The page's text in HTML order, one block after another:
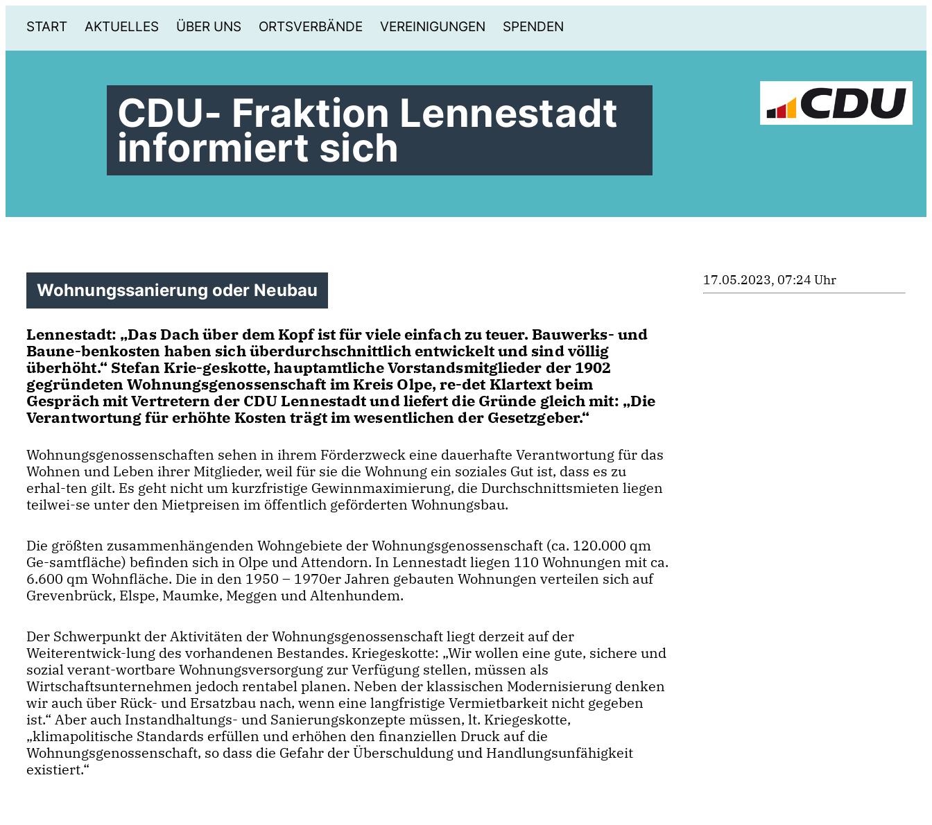
START AKTUELLES ÜBER UNS ORTSVERBÄNDE VEREINIGUNGEN SPENDEN
CDU- Fraktion Lennestadt
informiert sich
Wohnungssanierung oder Neubau
Lennestadt: „Das Dach über dem Kopf ist für viele einfach zu teuer. Bauwerks- und
Baune-benkosten haben sich überdurchschnittlich entwickelt und sind völlig
überhöht.“ Stefan Krie-geskotte, hauptamtliche Vorstandsmitglieder der 1902
gegründeten Wohnungsgenossenschaft im Kreis Olpe, re-det Klartext beim
Gespräch mit Vertretern der CDU Lennestadt und liefert die Gründe gleich mit: „Die
Verantwortung für erhöhte Kosten trägt im wesentlichen der Gesetzgeber.“
Wohnungsgenossenschaften sehen in ihrem Förderzweck eine dauerhafte Verantwortung für das
Wohnen und Leben ihrer Mitglieder, weil für sie die Wohnung ein soziales Gut ist, dass es zu
erhal-ten gilt. Es geht nicht um kurzfristige Gewinnmaximierung, die Durchschnittsmieten liegen
teilwei-se unter den Mietpreisen im öffentlich geförderten Wohnungsbau.
Die größten zusammenhängenden Wohngebiete der Wohnungsgenossenschaft (ca. 120.000 qm
Ge-samtfläche) befinden sich in Olpe und Attendorn. In Lennestadt liegen 110 Wohnungen mit ca.
6.600 qm Wohnfläche. Die in den 1950 – 1970er Jahren gebauten Wohnungen verteilen sich auf
Grevenbrück, Elspe, Maumke, Meggen und Altenhundem.
Der Schwerpunkt der Aktivitäten der Wohnungsgenossenschaft liegt derzeit auf der
Weiterentwick-lung des vorhandenen Bestandes. Kriegeskotte: „Wir wollen eine gute, sichere und
sozial verant-wortbare Wohnungsversorgung zur Verfügung stellen, müssen als
Wirtschaftsunternehmen jedoch rentabel planen. Neben der klassischen Modernisierung denken
wir auch über Rück- und Ersatzbau nach, wenn eine langfristige Vermietbarkeit nicht gegeben
ist.“ Aber auch Instandhaltungs- und Sanierungskonzepte müssen, lt. Kriegeskotte,
klimapolitische Standards erfüllen und erhöhen den finanziellen Druck auf die
Wohnungsgenossenschaft, so dass die Gefahr der Überschuldung und Handlungsunfähigkeit
existiert.“
17.05.2023, 07:24 Uhr